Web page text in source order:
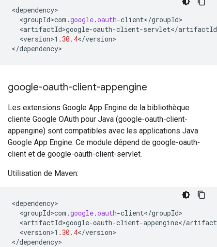
<dependency
<groupId>com .google.oauth-client</groupId
<artifactId>google-oauth-client-servlet</artifactId
<version>1 .30.4</version>
</dependency>
google-oauth-client-appengine
Les extensions Google App Engine de la bibliothèque
cliente Google OAuth pour Java (google-oauth-client-
appengine) sont compatibles avec les applications Java
Google App Engine. Ce module dépend de google-oauth-
client et de google-oauth-client-servlet.
Utilisation de Maven:
<dependency
<groupId>com .google.oauth-client</groupId
<artifactId>google-oauth-client-appengine</
<version>1 .30.4</version>
</dependency>